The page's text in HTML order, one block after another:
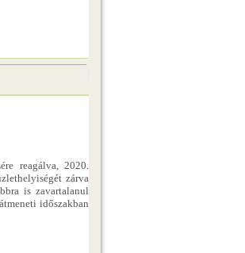
reagálva, 2020.
zárva
is zavartalanul
időszakban